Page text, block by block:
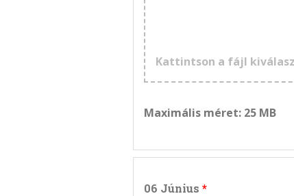
Kattintson a fájl
Maximális méret: 25 MB
06 Június